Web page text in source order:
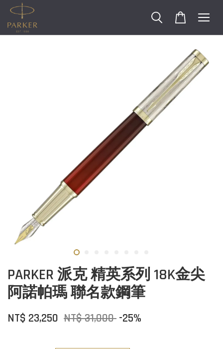
PARKER 派克 精英系列 18K金尖
阿諾帕瑪 聯名款鋼筆
NT$ 23,250 NT$ 31,000 -25%